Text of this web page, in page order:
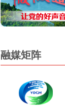
融媒矩阵